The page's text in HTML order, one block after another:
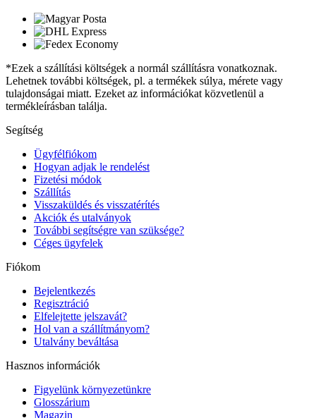
*Ezek a szállítási költségek a normál szállításra vonatkoznak.
Lehetnek további költségek, pl. a termékek súlya, mérete vagy
tulajdonságai miatt. Ezeket az információkat közvetlenül a
termékleírásban találja.
Segítség
Ügyfélfiókom
Hogyan adjak le rendelést
Fizetési módok
Szállítás
Visszaküldés és visszatérítés
Akciók és utalványok
További segítségre van szüksége?
Céges ügyfelek
Fiókom
Bejelentkezés
Regisztráció
Elfelejtette jelszavát?
Hol van a szállítmányom?
Utalvány beváltása
Hasznos információk
Figyelünk környezetünkre
Glosszárium
Magazin